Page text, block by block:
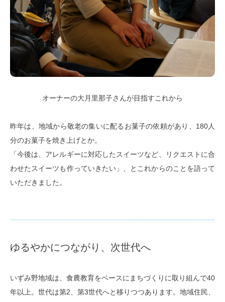
オーナーの大月里那子さんが目指すこれから
昨年は、地域から敬老の集いに配るお菓子の依頼があり、180人
分のお菓子を焼き上げとか。
「今後は、アレルギーに対応したスイーツなど、リクエストに合
わせたスイーツも作っていきたい」、とこれからのことを語って
いただきました。
ゆるやかにつながり、次世代へ
いずみ野地域は、食農教育をベースにまちづくりに取り組んで40
年以上。世代は第2、第3世代へと移りつつあります。地域住民、